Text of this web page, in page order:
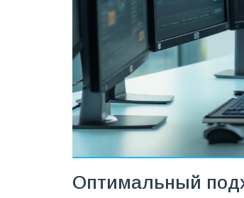
Оптимальный